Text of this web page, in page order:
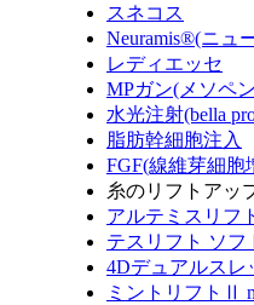
スネコス
Neuramis®(ニュ
レディエッセ
MPガン(メソペ
水光注射(bella
脂肪幹細胞注入
FGF(線維芽細胞
糸のリフトアッ
アルテミスリフ
テスリフト ソフ
4Dデュアルスレ
ミントリフトⅡ